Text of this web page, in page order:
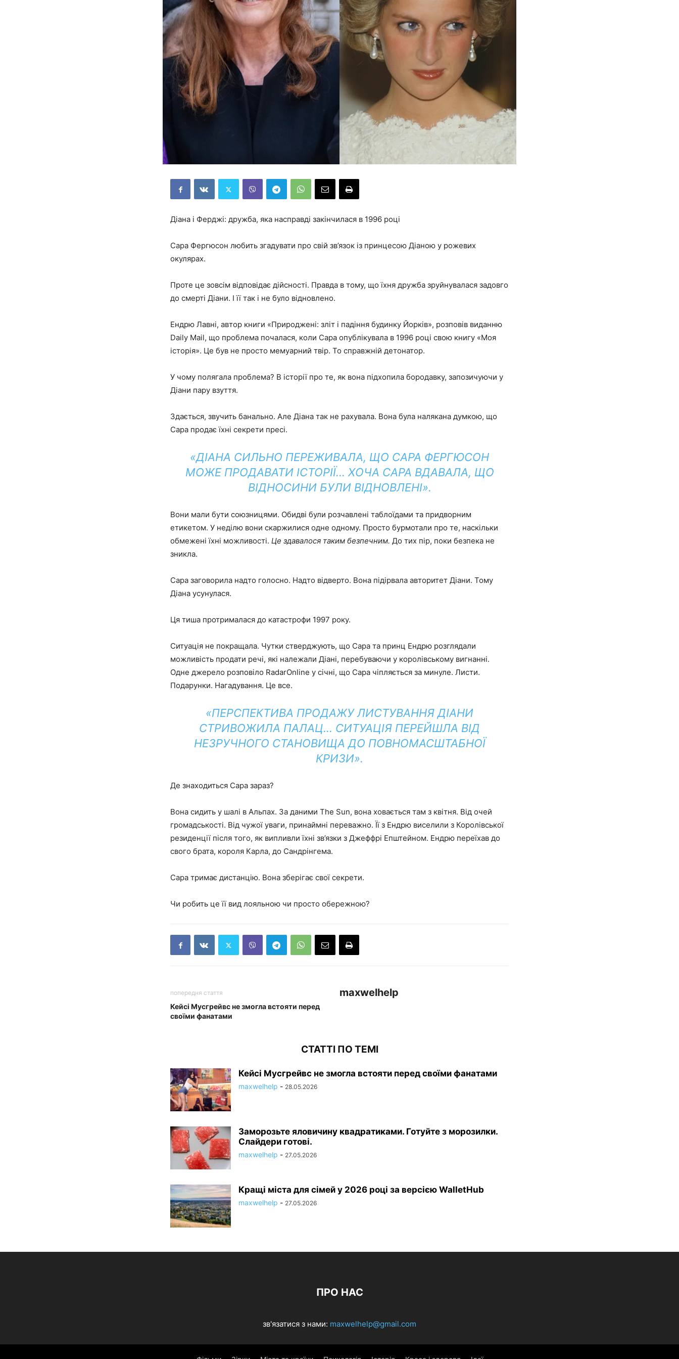
Діана і Ферджі: дружба, яка насправді закінчилася в 1996 році
Сара Фергюсон любить згадувати про свій зв’язок із принцесою Діаною у рожевих
окулярах.
Проте це зовсім відповідає дійсності. Правда в тому, що їхня дружба зруйнувалася задовго
до смерті Діани. І її так і не було відновлено.
Ендрю Лавні, автор книги «Природжені: зліт і падіння будинку Йорків», розповів виданню
Daily Mail, що проблема почалася, коли Сара опублікувала в 1996 році свою книгу «Моя
історія». Це був не просто мемуарний твір. То справжній детонатор.
У чому полягала проблема? В історії про те, як вона підхопила бородавку, запозичуючи у
Діани пару взуття.
Здається, звучить банально. Але Діана так не рахувала. Вона була налякана думкою, що
Сара продає їхні секрети пресі.
«ДІАНА СИЛЬНО ПЕРЕЖИВАЛА, ЩО САРА ФЕРГЮСОН
МОЖЕ ПРОДАВАТИ ІСТОРІЇ… ХОЧА САРА ВДАВАЛА, ЩО
ВІДНОСИНИ БУЛИ ВІДНОВЛЕНІ».
Вони мали бути союзницями. Обидві були розчавлені таблоїдами та придворним
етикетом. У неділю вони скаржилися одне одному. Просто бурмотали про те, наскільки
обмежені їхні можливості. Це здавалося таким безпечним. До тих пір, поки безпека не
зникла.
Сара заговорила надто голосно. Надто відверто. Вона підірвала авторитет Діани. Тому
Діана усунулася.
Ця тиша протрималася до катастрофи 1997 року.
Ситуація не покращала. Чутки стверджують, що Сара та принц Ендрю розглядали
можливість продати речі, які належали Діані, перебуваючи у королівському вигнанні.
Одне джерело розповіло RadarOnline у ​​січні, що Сара чіпляється за минуле. Листи.
Подарунки. Нагадування. Це все.
«ПЕРСПЕКТИВА ПРОДАЖУ ЛИСТУВАННЯ ДІАНИ
СТРИВОЖИЛА ПАЛАЦ… СИТУАЦІЯ ПЕРЕЙШЛА ВІД
НЕЗРУЧНОГО СТАНОВИЩА ДО ПОВНОМАСШТАБНОЇ
КРИЗИ».
Де знаходиться Сара зараз?
Вона сидить у шалі в Альпах. За даними The Sun, вона ховається там з квітня. Від очей
громадськості. Від чужої уваги, принаймні переважно. Її з Ендрю виселили з Королівської
резиденції після того, як випливли їхні зв’язки з Джеффрі Епштейном. Ендрю переїхав до
свого брата, короля Карла, до Сандрінгема.
Сара тримає дистанцію. Вона зберігає свої секрети.
Чи робить це її вид лояльною чи просто обережною?
попередня стаття
Кейсі Мусгрейвс не змогла встояти перед
своїми фанатами
maxwelhelp
СТАТТІ ПО ТЕМІ
Кейсі Мусгрейвс не змогла встояти перед своїми фанатами
maxwelhelp - 28.05.2026
Заморозьте яловичину квадратиками. Готуйте з морозилки.
Слайдери готові.
maxwelhelp - 27.05.2026
Кращі міста для сімей у 2026 році за версією WalletHub
maxwelhelp - 27.05.2026
ПРО НАС
зв'язатися з нами: maxwelhelp@gmail.com